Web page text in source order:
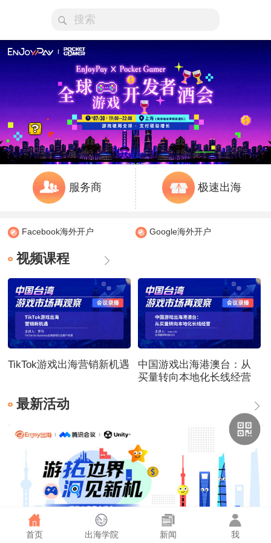
服务商 极速出海
Facebook海外开户 Google海外开户
视频课程
TikTok游戏出海营销新机遇
中国游戏出海港澳台：从
买量转向本地化长线经营
最新活动
首页 出海学院 新闻 我